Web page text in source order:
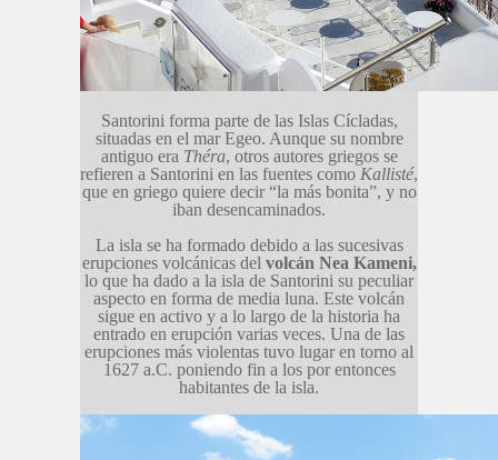
Santorini forma parte de las Islas Cícladas,
situadas en el mar Egeo. Aunque su nombre
antiguo era Théra, otros autores griegos se
refieren a Santorini en las fuentes como Kallisté,
que en griego quiere decir “la más bonita”, y no
iban desencaminados.
La isla se ha formado debido a las sucesivas
erupciones volcánicas del volcán Nea Kameni,
lo que ha dado a la isla de Santorini su peculiar
aspecto en forma de media luna. Este volcán
sigue en activo y a lo largo de la historia ha
entrado en erupción varias veces. Una de las
erupciones más violentas tuvo lugar en torno al
1627 a.C. poniendo fin a los por entonces
habitantes de la isla.